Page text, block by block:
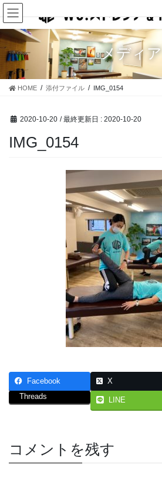
コ
ン
テ
ン
ツ
移
ナ
ビ
ゲ
ー
シ
ン
メディア
HOME 添付ファイル IMG_0154
2020-10-20 / 最終更新日 : 2020-10-20
IMG_0154
Facebook X
Threads
LINE
コメントを残す